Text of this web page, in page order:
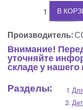
1
0
-1
+-
В
Производитель:
Внимание!
уточняйте
складе у нашего
Разделы: